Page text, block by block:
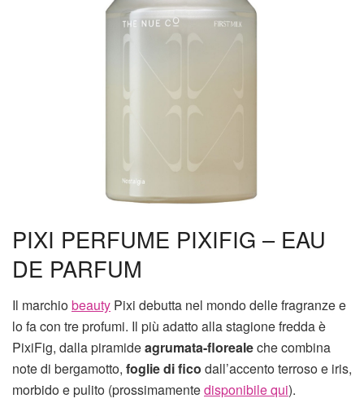
PIXI PERFUME PIXIFIG – EAU
DE PARFUM
Il marchiobeauty Pixi debutta nel mondo delle fragranze e
lo fa con tre profumi. Il più adatto alla stagione fredda è
PixiFig, dalla piramideagrumata-florealeche combina
note di bergamotto, foglie di fico dall’accento terroso e iris,
morbido e pulito (prossimamentedisponibile qui).